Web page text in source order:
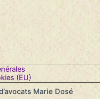
(EU)
Marie Dosé